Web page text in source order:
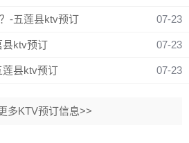
-五莲县ktv预订 07-23
县ktv预订 07-23
莲县ktv预订 07-23
多KTV预订信息>>